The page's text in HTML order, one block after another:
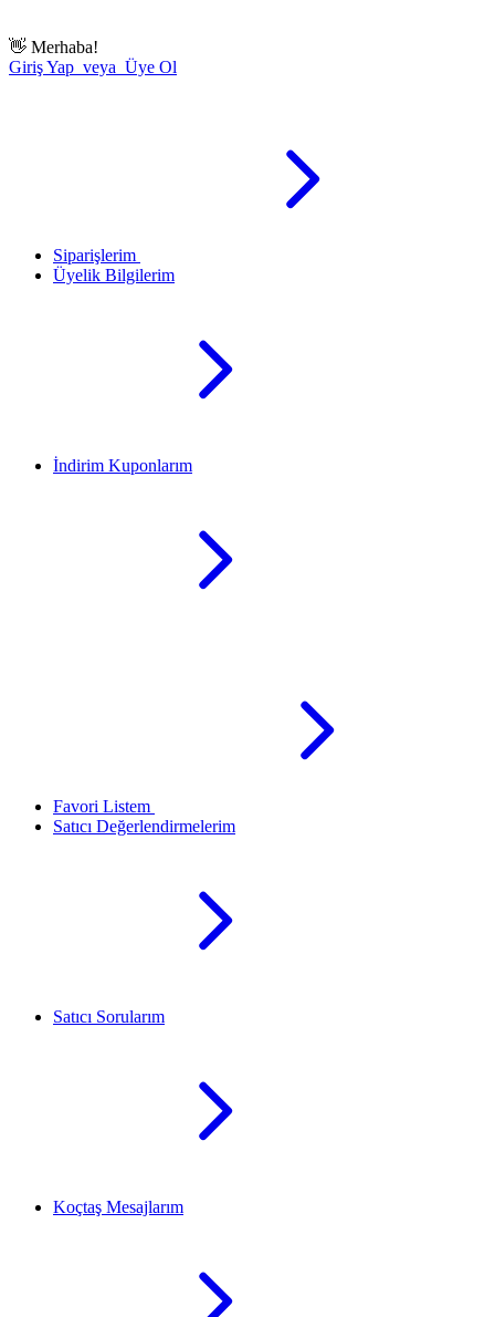
👋 Merhaba!
Giriş Yap veya Üye Ol
Siparişlerim
Üyelik Bilgilerim
İndirim Kuponlarım
Favori Listem
Satıcı Değerlendirmelerim
Satıcı Sorularım
Koçtaş Mesajlarım